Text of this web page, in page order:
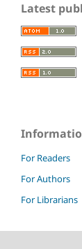
Latest
For Readers
For Authors
For Librarians